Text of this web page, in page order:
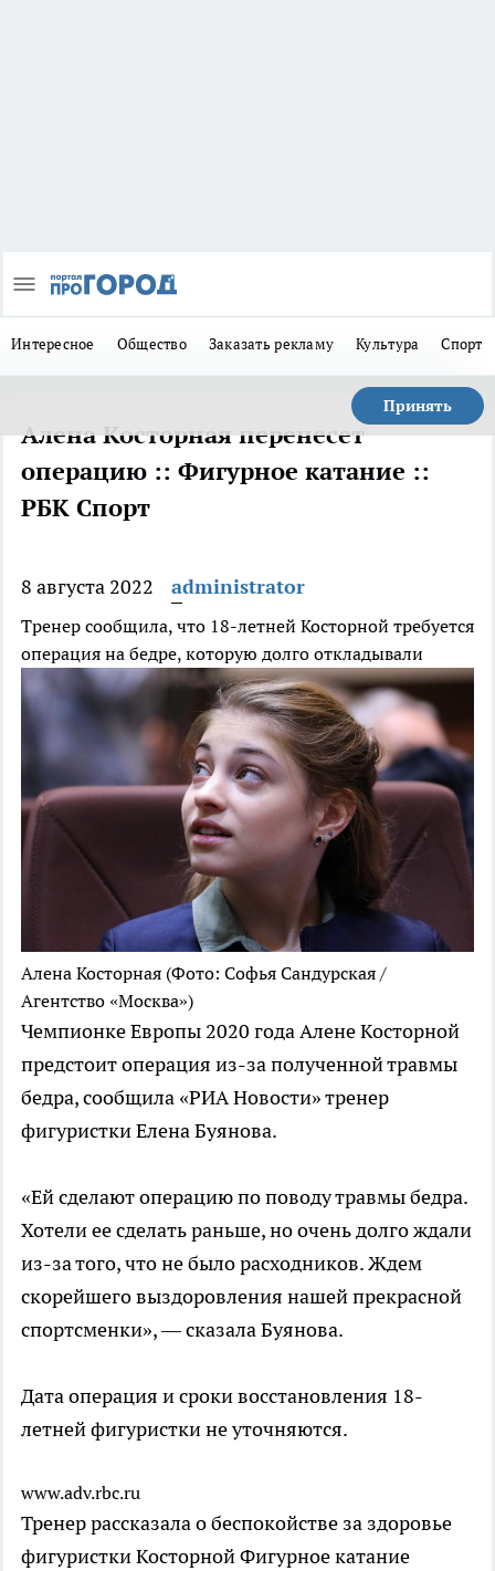
Интересное Общество Заказать рекламу Культура Спорт
Принять
Алена Косторная перенесет
операцию :: Фигурное катание ::
РБК Спорт
8 августа 2022 administrator
Тренер сообщила, что 18-летней Косторной требуется
операция на бедре, которую долго откладывали
Алена Косторная (Фото: Софья Сандурская /
Агентство «Москва»)
Чемпионке Европы 2020 года Алене Косторной
предстоит операция из-за полученной травмы
бедра, сообщила «РИА Новости» тренер
фигуристки Елена Буянова.
«Ей сделают операцию по поводу травмы бедра.
Хотели ее сделать раньше, но очень долго ждали
из-за того, что не было расходников. Ждем
скорейшего выздоровления нашей прекрасной
спортсменки», — сказала Буянова.
Дата операция и сроки восстановления 18-
летней фигуристки не уточняются.
www.adv.rbc.ru
Тренер рассказала о беспокойстве за здоровье
фигуристки КосторнойФигурное катание